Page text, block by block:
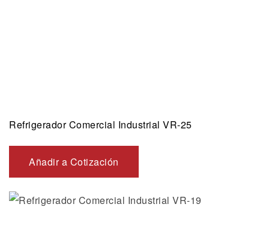
Refrigerador Comercial Industrial VR-25
Añadir a Cotización